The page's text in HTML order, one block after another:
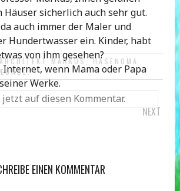
Häuser sicherlich auch sehr gut.
auch immer der Maler und
Hundertwasser ein. Kinder, habt
von ihm gesehen?
Internet, wenn Mama oder Papa
Werke.
MARKUS,HASENOMA
.
NEXT
EINEN KOMMENTAR